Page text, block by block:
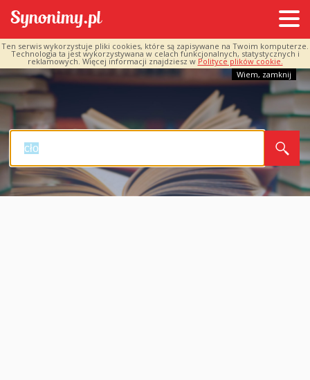
Ten serwis wykorzystuje pliki cookies, które są zapisywane na Twoim komputerze.
Technologia ta jest wykorzystywana w celach funkcjonalnych, statystycznych i
reklamowych. Więcej informacji znajdziesz w Polityce plików cookie.
Wiem, zamknij